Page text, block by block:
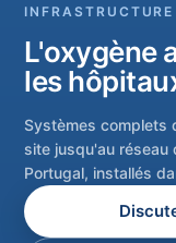
L'oxygène
les
Systèmes complets
site jusqu'au réseau
Portugal, installés